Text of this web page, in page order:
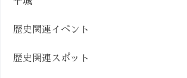
歴史関連イベント
歴史関連スポット